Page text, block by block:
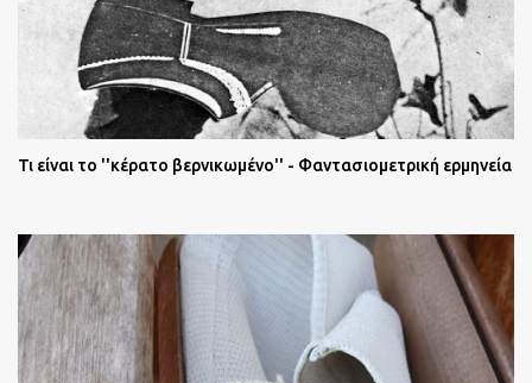
Τι είναι το ''κέρατο βερνικωμένο'' - Φαντασιομετρική ερμηνεία